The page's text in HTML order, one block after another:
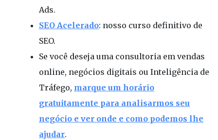
Ads.
SEO Acelerado: nosso curso definitivo de
SEO.
Se você deseja uma consultoria em vendas
online, negócios digitais ou Inteligência de
Tráfego, marque um horário
gratuitamente para analisarmos seu
negócio e ver onde e como podemos lhe
ajudar.